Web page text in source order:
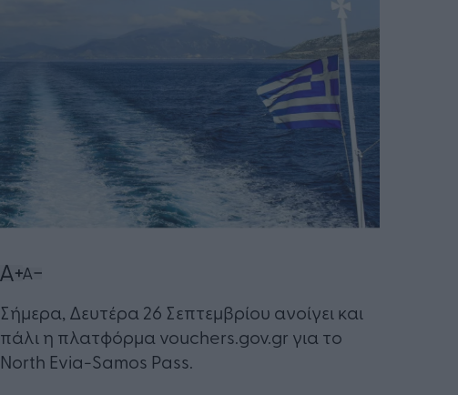
Σήμερα, Δευτέρα 26 Σεπτεμβρίου ανοίγει και
πάλι η πλατφόρμα vouchers.gov.gr για το
North Evia-Samos Pass.